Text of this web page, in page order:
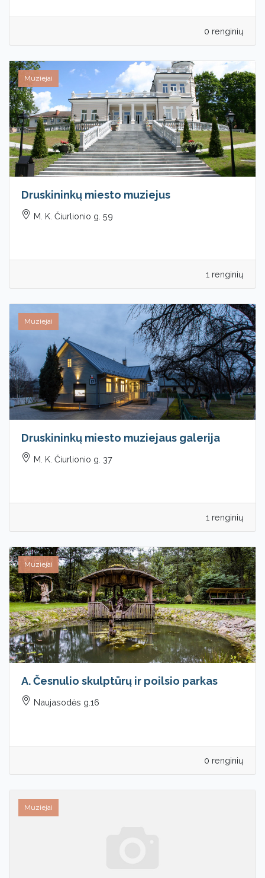
0 renginių
Muziejai
Druskininkų miesto muziejus
M. K. Čiurlionio g. 59
1 renginių
Muziejai
Druskininkų miesto muziejaus galerija
M. K. Čiurlionio g. 37
1 renginių
Muziejai
A. Česnulio skulptūrų ir poilsio parkas
Naujasodės g.16
0 renginių
Muziejai